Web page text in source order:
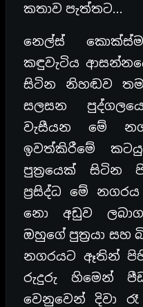
කතාව පැත්තට…
නෙල්ස්
කඳුවැටිය
සිටින නිහඬව
සලසන
වැසීයන මේ
ඉවත්කිරීමේ
පුත්‍රයෙක් සිටින
ප්‍රසිද්ධ මේ
නො අඩුව
ඔහුගේ පුත්‍රයා සහ
නගරයට ඈතින්
රුදුරු හිමෙන්
වෙනුවෙන් දිවා